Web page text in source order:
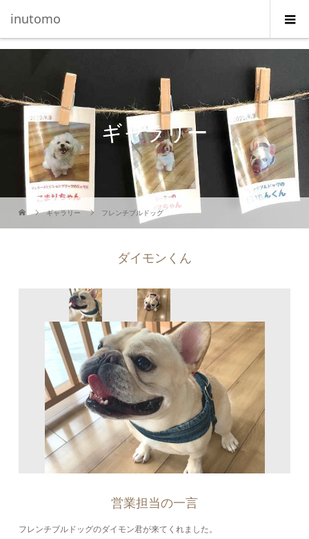
inutomo
ギャラリー
ギャラリー フレンチブルドッグ
ダイモンくん
営業担当の一言
フレンチブルドッグのダイモン君が来てくれました。